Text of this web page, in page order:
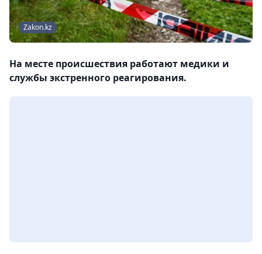
Zakon.kz
На месте происшествия работают медики и
службы экстренного реагирования.